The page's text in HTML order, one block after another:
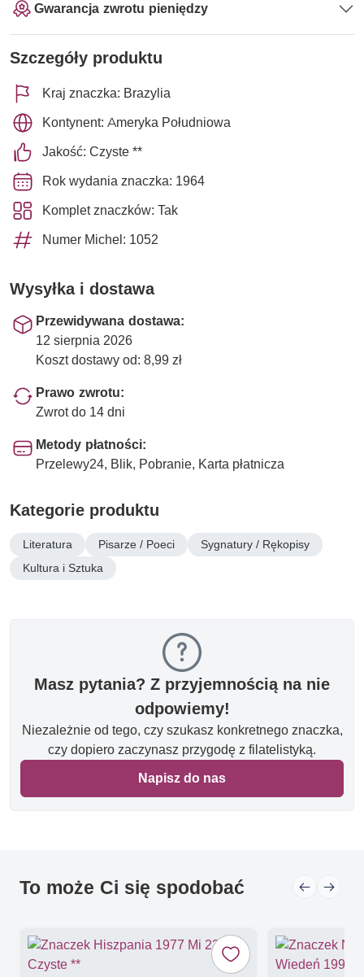
Gwarancja zwrotu pieniędzy
Szczegóły produktu
Kraj znaczka: Brazylia
Kontynent: Ameryka Południowa
Jakość: Czyste **
Rok wydania znaczka: 1964
Komplet znaczków: Tak
Numer Michel: 1052
Wysyłka i dostawa
Przewidywana dostawa:
12 sierpnia 2026
Koszt dostawy od: 8,99 zł
Prawo zwrotu:
Zwrot do 14 dni
Metody płatności:
Przelewy24, Blik, Pobranie, Karta płatnicza
Kategorie produktu
Literatura Pisarze / Poeci
Sygnatury / Rękopisy
Kultura i Sztuka
Masz pytania? Z przyjemnością na nie
odpowiemy!
Niezależnie od tego, czy szukasz konkretnego znaczka,
czy dopiero zaczynasz przygodę z filatelistyką.
Napisz do nas
To może Ci się spodobać